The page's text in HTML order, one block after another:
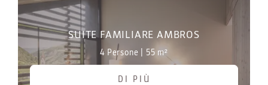
SUITE FAMILIARE AMBROS
4 Persone 55 m²
DI PIÙ